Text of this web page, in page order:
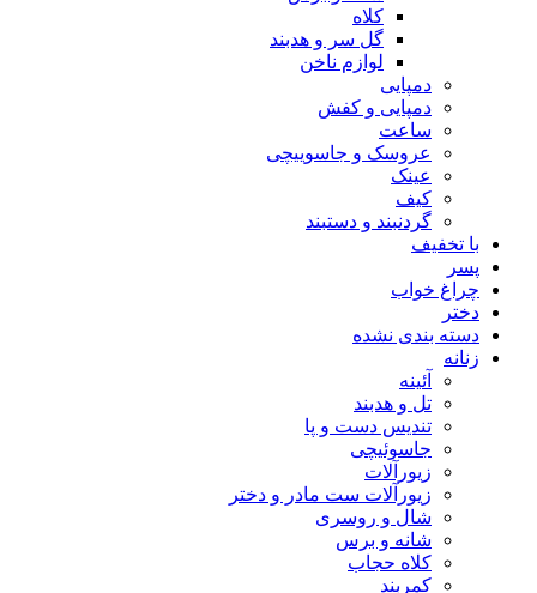
کلاه
گل سر و هدبند
لوازم ناخن
دمپایی
دمپایی و کفش
ساعت
عروسک و جاسوییچی
عینک
کیف
گردنبند و دستبند
با تخفیف
پسر
چراغ خواب
دختر
دسته بندی نشده
زنانه
آئینه
تل و هدبند
تندیس دست و پا
جاسوئیچی
زیورآلات
زیورآلات ست مادر و دختر
شال و روسری
شانه و برس
کلاه حجاب
کمربند